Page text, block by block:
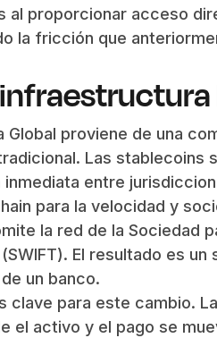
al proporcionar acceso
la fricción que
Global proviene de una
Las stablecoins
entre
para la velocidad y
la red de la Sociedad
El resultado es
un banco.
clave para este cambio.
el activo y el pago se